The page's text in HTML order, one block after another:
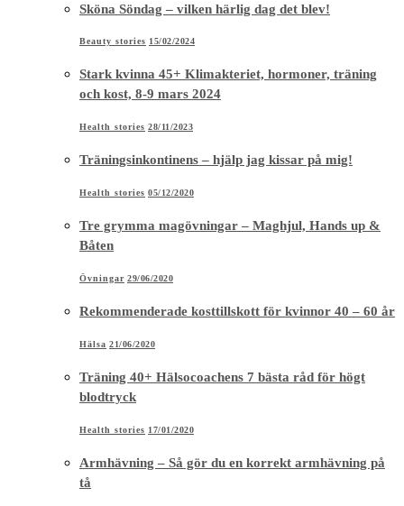
Sköna Söndag – vilken härlig dag det blev!
Beauty stories 15/02/2024
Stark kvinna 45+ Klimakteriet, hormoner, träning
och kost, 8-9 mars 2024
Health stories 28/11/2023
Träningsinkontinens – hjälp jag kissar på mig!
Health stories 05/12/2020
Tre grymma magövningar – Maghjul, Hands up &
Båten
Övningar 29/06/2020
Rekommenderade kosttillskott för kvinnor 40 – 60 år
Hälsa 21/06/2020
Träning 40+ Hälsocoachens 7 bästa råd för högt
blodtryck
Health stories 17/01/2020
Armhävning – Så gör du en korrekt armhävning på
tå